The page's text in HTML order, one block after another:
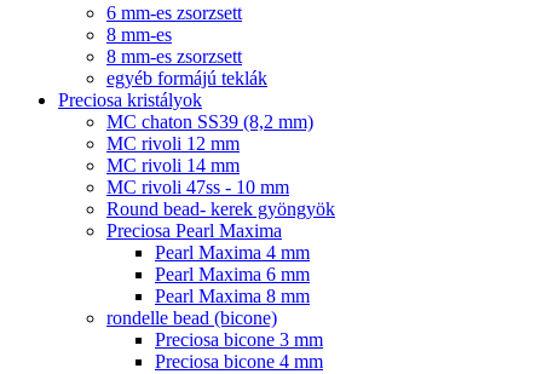
6 mm-es zsorzsett
8 mm-es
8 mm-es zsorzsett
egyéb formájú teklák
Preciosa kristályok
MC chaton SS39 (8,2 mm)
MC rivoli 12 mm
MC rivoli 14 mm
MC rivoli 47ss - 10 mm
Round bead- kerek gyöngyök
Preciosa Pearl Maxima
Pearl Maxima 4 mm
Pearl Maxima 6 mm
Pearl Maxima 8 mm
rondelle bead (bicone)
Preciosa bicone 3 mm
Preciosa bicone 4 mm